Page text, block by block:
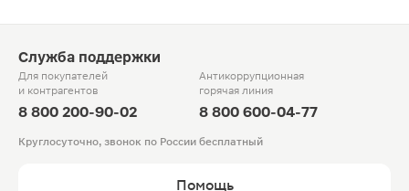
Служба поддержки
Для покупателей
и контрагентов
8 800 200-90-02
Антикоррупционная
горячая линия
8 800 600-04-77
Круглосуточно, звонок по России бесплатный
Помощь